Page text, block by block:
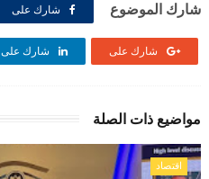
شارك الموضوع شارك على
شارك على شارك على
مواضيع ذات الصلة
اقتصاد